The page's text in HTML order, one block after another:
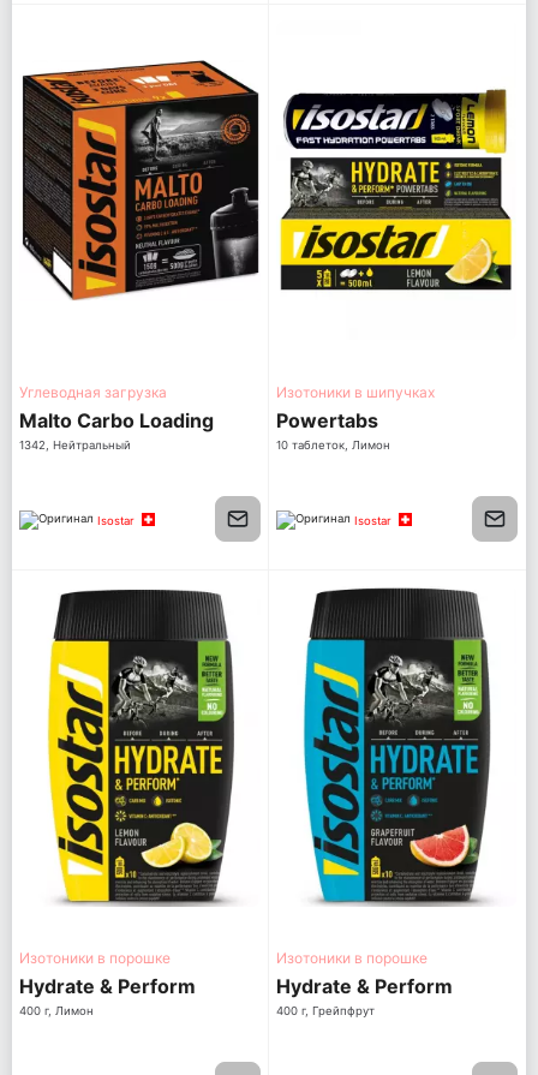
Углеводная загрузка
Malto Carbo Loading
1342, Нейтральный
Isostar
Изотоники в шипучках
Powertabs
10 таблеток, Лимон
Isostar
Изотоники в порошке
Hydrate & Perform
400 г, Лимон
Изотоники в порошке
Hydrate & Perform
400 г, Грейпфрут